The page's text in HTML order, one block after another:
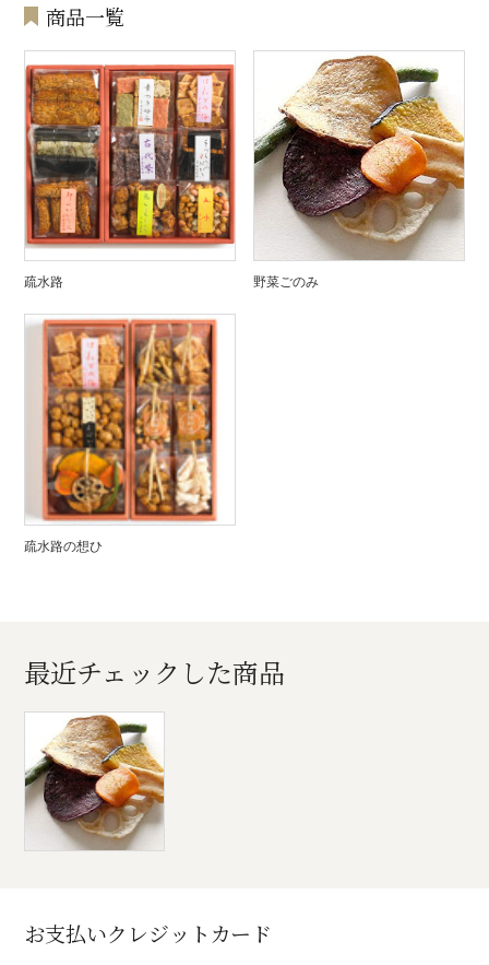
商品一覧
疏水路 野菜ごのみ
疏水路の想ひ
最近チェックした商品
お支払いクレジットカード